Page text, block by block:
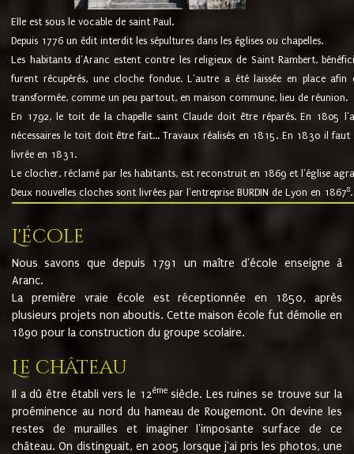
Elle est sous le vocable de saint Paul.
Depuis 1776 un édit interdit les sépultures dans les églises ou chapelles.
Les habitants d'Aranc estent contre les religieux de Saint Rambert,
furent récupérés, une cloche fondue. L'autre a été laissée en place
transformée, comme un peu partout, en maison commune, lieu de réunion.
En 1792, le toit de la chapelle saint Claude doit être réparés. En 1805
nécessaires le toit doit être fait... Travaux réalisés en 1815. En 1830 il
livrée en 1831.
Le clocher, réclamé par les habitants, est reconstruit en 1869 et l'église
Deux nouvelles cloches sont livrées par l'entreprise BURDIN de Lyon en 18678.
L'école
Nous savons que depuis 1791 un maître d'école enseigne à
Aranc.
La première vraie école est réceptionnée en 1850, après
plusieurs projets non aboutis. Cette maison école fut démolie en
1890 pour la construction du groupe scolaire.
Le château
Il a dû être établi vers le 12èmesiècle. Les ruines se trouve sur la
proéminence au nord du hameau de Rougemont. On devine les
restes de murailles et imaginer l'imposante surface de ce
château. On distinguait, en 2005 lorsque j'ai pris les photos, une